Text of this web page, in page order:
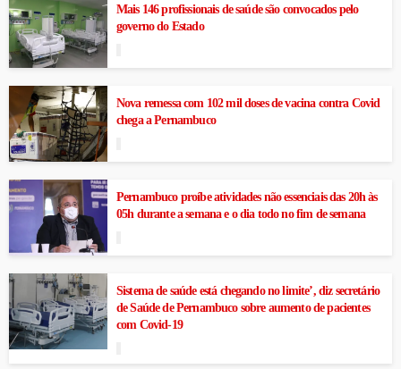
Mais 146 profissionais de saúde são convocados pelo
governo do Estado
Nova remessa com 102 mil doses de vacina contra Covid
chega a Pernambuco
Pernambuco proíbe atividades não essenciais das 20h às
05h durante a semana e o dia todo no fim de semana
Sistema de saúde está chegando no limite’, diz secretário
de Saúde de Pernambuco sobre aumento de pacientes
com Covid-19